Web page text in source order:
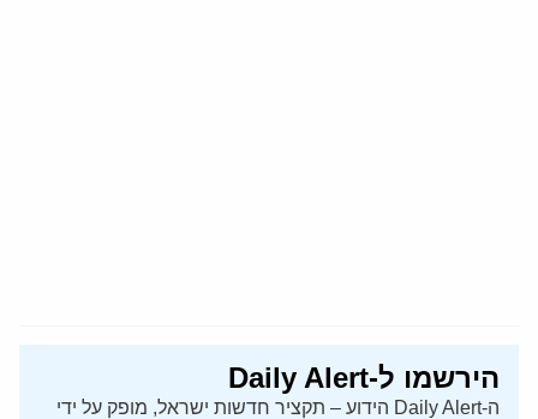
הירשמו ל-Daily Alert
ה-Daily Alert הידוע – תקציר חדשות ישראל, מופק על ידי